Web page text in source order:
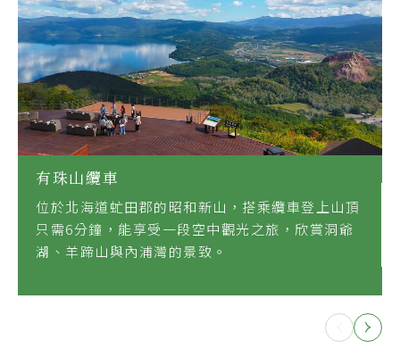
有珠山纜車
位於北海道虻田郡的昭和新山，搭乘纜車登上山頂
只需6分鐘，能享受一段空中觀光之旅，欣賞洞爺
湖、羊蹄山與內浦灣的景致。